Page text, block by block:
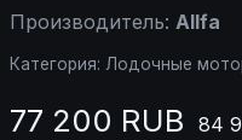
Производитель: Allfa
Категория: Лодочные
77 200 RUB 84